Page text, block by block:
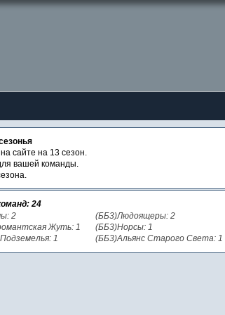
сайте на 13 сезон.
вашей команды.
24
2
Жуть: 1
1
(ББ3)Людоящеры: 2
(ББ3)Норсы: 1
(ББ3)Альянс Старого Света: 1